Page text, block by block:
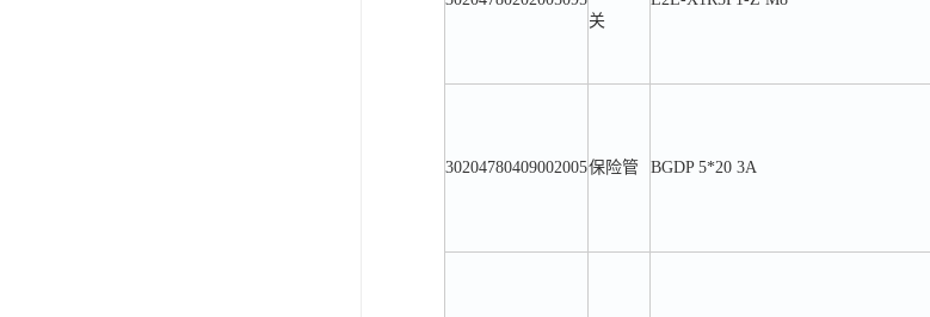
关
30204780409002005保险管 BGDP 5*20 3A